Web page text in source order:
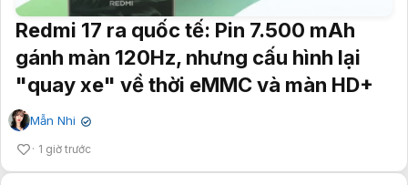
Redmi 17 ra quốc tế: Pin 7.500 mAh
gánh màn 120Hz, nhưng cấu hình lại
"quay xe" về thời eMMC và màn HD+
Mẫn Nhi ✔
1 giờ trước